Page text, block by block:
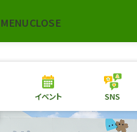
MENUCLOSE
本日の開園情報 チケ
イベント SNS